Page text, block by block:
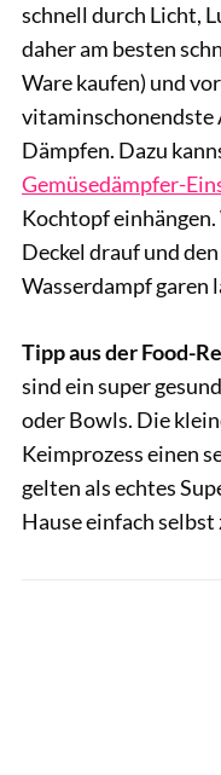
schnell durch Licht,
daher am besten
Ware kaufen) und
vitaminschonendste
Dämpfen. Dazu
Gemüsedämpfer-
Kochtopf einhängen.
Deckel drauf und
Wasserdampf garen
Tipp aus der Food-
sind ein super
oder Bowls. Die
Keimprozess einen
gelten als echtes
Hause einfach selbst